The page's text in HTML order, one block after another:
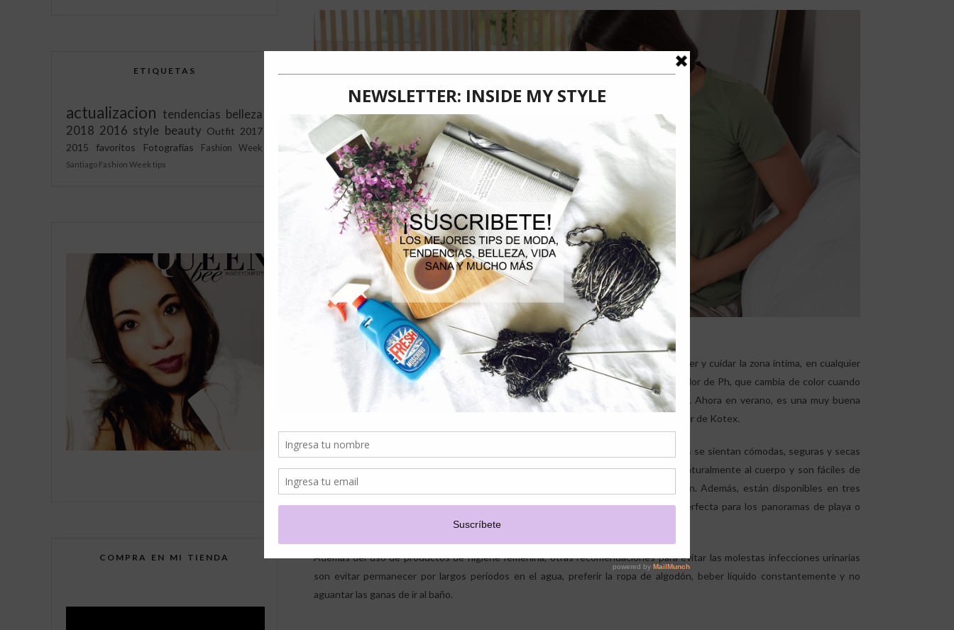
“Nuestros productos están pensados, diseñados y fabricados para ayudar a proteger y cuidar la zona íntima, en cualquier
instancia y escenario posible. Un ejemplo de esto es el nuevo protector con indicador de Ph, que cambia de color cuando
debe ser reemplazado, ayudando a mantener la zona íntima equilibrada y saludable. Ahora en verano, es una muy buena
alternativa para resguardar la higiene femenina”, explica Carolina Araya, Brand Manager de Kotex.
La ejecutiva de Kimberly-Clark agrega que otra de las opciones para que las mujeres se sientan cómodas, seguras y secas
durante el ciclo menstrual es el uso de tampones. “Estos productos se adaptan naturalmente al cuerpo y son fáciles de
poner gracias a su zona antideslizante que permite un mejor agarre y manipulación. Además, están disponibles en tres
niveles de absorción (regular, super y super plus), son discretos y la alternativa perfecta para los panoramas de playa o
piscina, y no detener nuestros planes por la menstruación”, señala Carolina Araya.
Además del uso de productos de higiene femenina, otras recomendaciones para evitar las molestas infecciones urinarias
son evitar permanecer por largos periodos en el agua, preferir la ropa de algodón, beber líquido constantemente y no
aguantar las ganas de ir al baño.
ETIQUETAS
actualizacion tendencias belleza
2018 2016 style beauty Outfit 2017
2015
favoritos Fotografías Fashion Week
Santiago Fashion Week tips
COMPRA EN MI TIENDA